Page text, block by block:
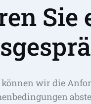
Sie
können wir die